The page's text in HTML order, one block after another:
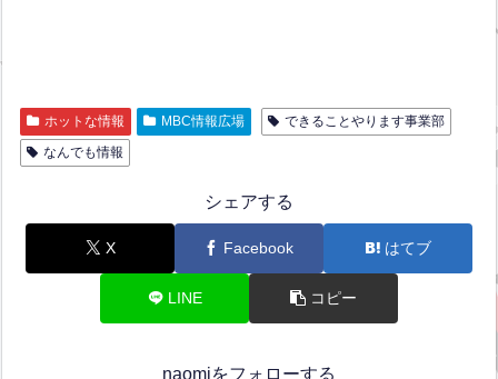
ホットな情報 MBC情報広場
できることやります事業部
なんでも情報
シェアする
X Facebook はてブ
LINE コピー
naomiをフォローする